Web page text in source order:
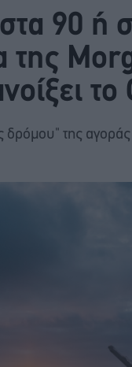
90 ή
της
της αγοράς